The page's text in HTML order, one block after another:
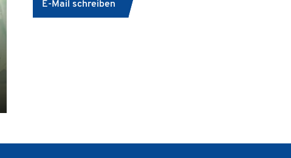
E-Mail schreiben